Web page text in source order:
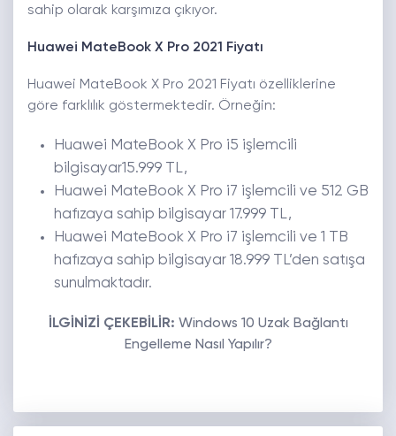
sahip olarak karşımıza çıkıyor.
Huawei MateBook X Pro 2021 Fiyatı
Huawei MateBook X Pro 2021 Fiyatı özelliklerine
göre farklılık göstermektedir. Örneğin:
Huawei MateBook X Pro i5 işlemcili
bilgisayar15.999 TL,
Huawei MateBook X Pro i7 işlemcili ve 512 GB
hafızaya sahip bilgisayar 17.999 TL,
Huawei MateBook X Pro i7 işlemcili ve 1 TB
hafızaya sahip bilgisayar 18.999 TL’den satışa
sunulmaktadır.
İLGİNİZİ ÇEKEBİLİR: Windows 10 Uzak Bağlantı
Engelleme Nasıl Yapılır?